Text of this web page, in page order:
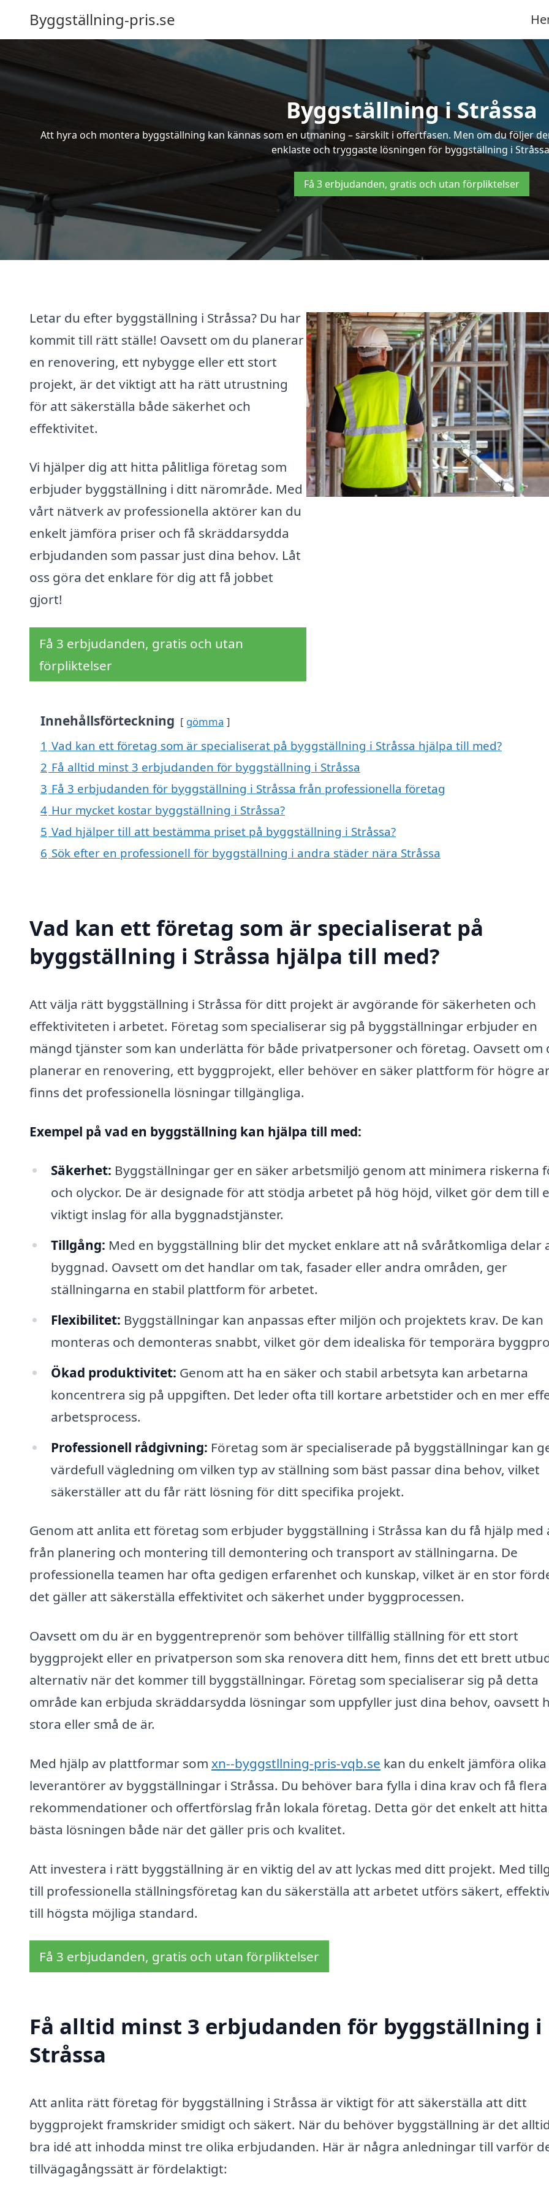
Byggställning-pris.se
Byggställning i Stråssa
Att hyra och montera byggställning kan kännas som en utmaning – särskilt i offertfasen. Men om du följer
enklaste och tryggaste lösningen för byggställning i
Få 3 erbjudanden, gratis och utan förpliktelser
Letar du efter byggställning i Stråssa? Du har
kommit till rätt ställe! Oavsett om du planerar
en renovering, ett nybygge eller ett stort
projekt, är det viktigt att ha rätt utrustning
för att säkerställa både säkerhet och
effektivitet.
Vi hjälper dig att hitta pålitliga företag som
erbjuder byggställning i ditt närområde. Med
vårt nätverk av professionella aktörer kan du
enkelt jämföra priser och få skräddarsydda
erbjudanden som passar just dina behov. Låt
oss göra det enklare för dig att få jobbet
gjort!
Få 3 erbjudanden, gratis och utan
förpliktelser
Innehållsförteckning gömma
1 Vad kan ett företag som är specialiserat på byggställning i Stråssa hjälpa till med?
2 Få alltid minst 3 erbjudanden för byggställning i Stråssa
3 Få 3 erbjudanden för byggställning i Stråssa från professionella företag
4 Hur mycket kostar byggställning i Stråssa?
5 Vad hjälper till att bestämma priset på byggställning i Stråssa?
6 Sök efter en professionell för byggställning i andra städer nära Stråssa
Vad kan ett företag som är specialiserat på
byggställning i Stråssa hjälpa till med?
Att välja rätt byggställning i Stråssa för ditt projekt är avgörande för säkerheten och
effektiviteten i arbetet. Företag som specialiserar sig på byggställningar erbjuder en
mängd tjänster som kan underlätta för både privatpersoner och företag. Oavsett om
planerar en renovering, ett byggprojekt, eller behöver en säker plattform för högre
finns det professionella lösningar tillgängliga.
Exempel på vad en byggställning kan hjälpa till med:
Säkerhet: Byggställningar ger en säker arbetsmiljö genom att minimera riskerna
och olyckor. De är designade för att stödja arbetet på hög höjd, vilket gör dem till
viktigt inslag för alla byggnadstjänster.
Tillgång: Med en byggställning blir det mycket enklare att nå svåråtkomliga delar
byggnad. Oavsett om det handlar om tak, fasader eller andra områden, ger
ställningarna en stabil plattform för arbetet.
Flexibilitet: Byggställningar kan anpassas efter miljön och projektets krav. De kan
monteras och demonteras snabbt, vilket gör dem idealiska för temporära
Ökad produktivitet: Genom att ha en säker och stabil arbetsyta kan arbetarna
koncentrera sig på uppgiften. Det leder ofta till kortare arbetstider och en mer
arbetsprocess.
Professionell rådgivning: Företag som är specialiserade på byggställningar kan
värdefull vägledning om vilken typ av ställning som bäst passar dina behov, vilket
säkerställer att du får rätt lösning för ditt specifika projekt.
Genom att anlita ett företag som erbjuder byggställning i Stråssa kan du få hjälp med
från planering och montering till demontering och transport av ställningarna. De
professionella teamen har ofta gedigen erfarenhet och kunskap, vilket är en stor
det gäller att säkerställa effektivitet och säkerhet under byggprocessen.
Oavsett om du är en byggentreprenör som behöver tillfällig ställning för ett stort
byggprojekt eller en privatperson som ska renovera ditt hem, finns det ett brett
alternativ när det kommer till byggställningar. Företag som specialiserar sig på detta
område kan erbjuda skräddarsydda lösningar som uppfyller just dina behov, oavsett
stora eller små de är.
Med hjälp av plattformar som xn--byggstllning-pris-vqb.se kan du enkelt jämföra olika
leverantörer av byggställningar i Stråssa. Du behöver bara fylla i dina krav och få flera
rekommendationer och offertförslag från lokala företag. Detta gör det enkelt att
bästa lösningen både när det gäller pris och kvalitet.
Att investera i rätt byggställning är en viktig del av att lyckas med ditt projekt. Med
till professionella ställningsföretag kan du säkerställa att arbetet utförs säkert,
till högsta möjliga standard.
Få 3 erbjudanden, gratis och utan förpliktelser
Få alltid minst 3 erbjudanden för byggställning i
Stråssa
Att anlita rätt företag för byggställning i Stråssa är viktigt för att säkerställa att ditt
byggprojekt framskrider smidigt och säkert. När du behöver byggställning är det
bra idé att inhodda minst tre olika erbjudanden. Här är några anledningar till varför
tillvägagångssätt är fördelaktigt: